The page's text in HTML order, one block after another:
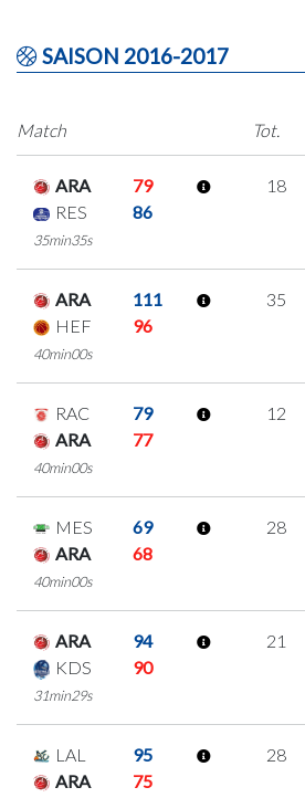
SAISON 2016-2017
Match
Tot.
ARA
79
RES
86
35min35s
18
ARA
111
HEF
96
40min00s
35
RAC
79
ARA
77
40min00s
12
MES
69
ARA
68
40min00s
28
ARA
94
KDS
90
31min29s
21
LAL
95
ARA
75
28